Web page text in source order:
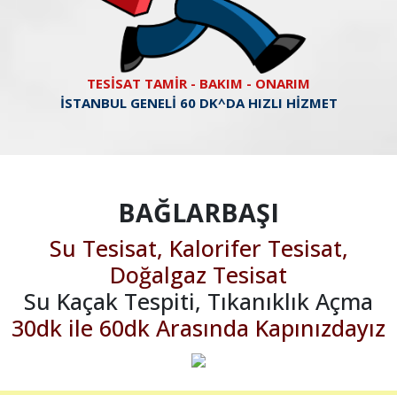
TESİSAT TAMİR - BAKIM - ONARIM
İSTANBUL GENELİ 60 DK^DA HIZLI HİZMET
BAĞLARBAŞI
Su Tesisat, Kalorifer Tesisat,
Doğalgaz Tesisat
Su Kaçak Tespiti, Tıkanıklık Açma
30dk ile 60dk Arasında Kapınızdayız